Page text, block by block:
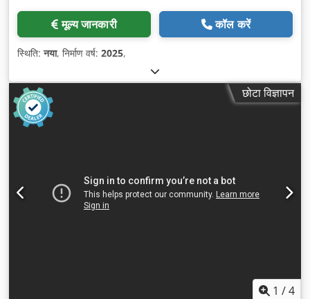
मूल्य जानकारी कॉल करें
स्थिति:नया, निर्माण वर्ष: 2025,
छोटा विज्ञापन
1 /4